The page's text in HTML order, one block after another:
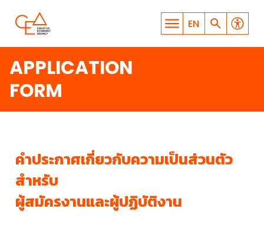
EN
FOR?
APPLICATION
FORM
คำประกาศเกี่ยวกับความเป็นส่วนตัว
สำหรับ
ผู้สมัครงานและผู้ปฏิบัติงาน